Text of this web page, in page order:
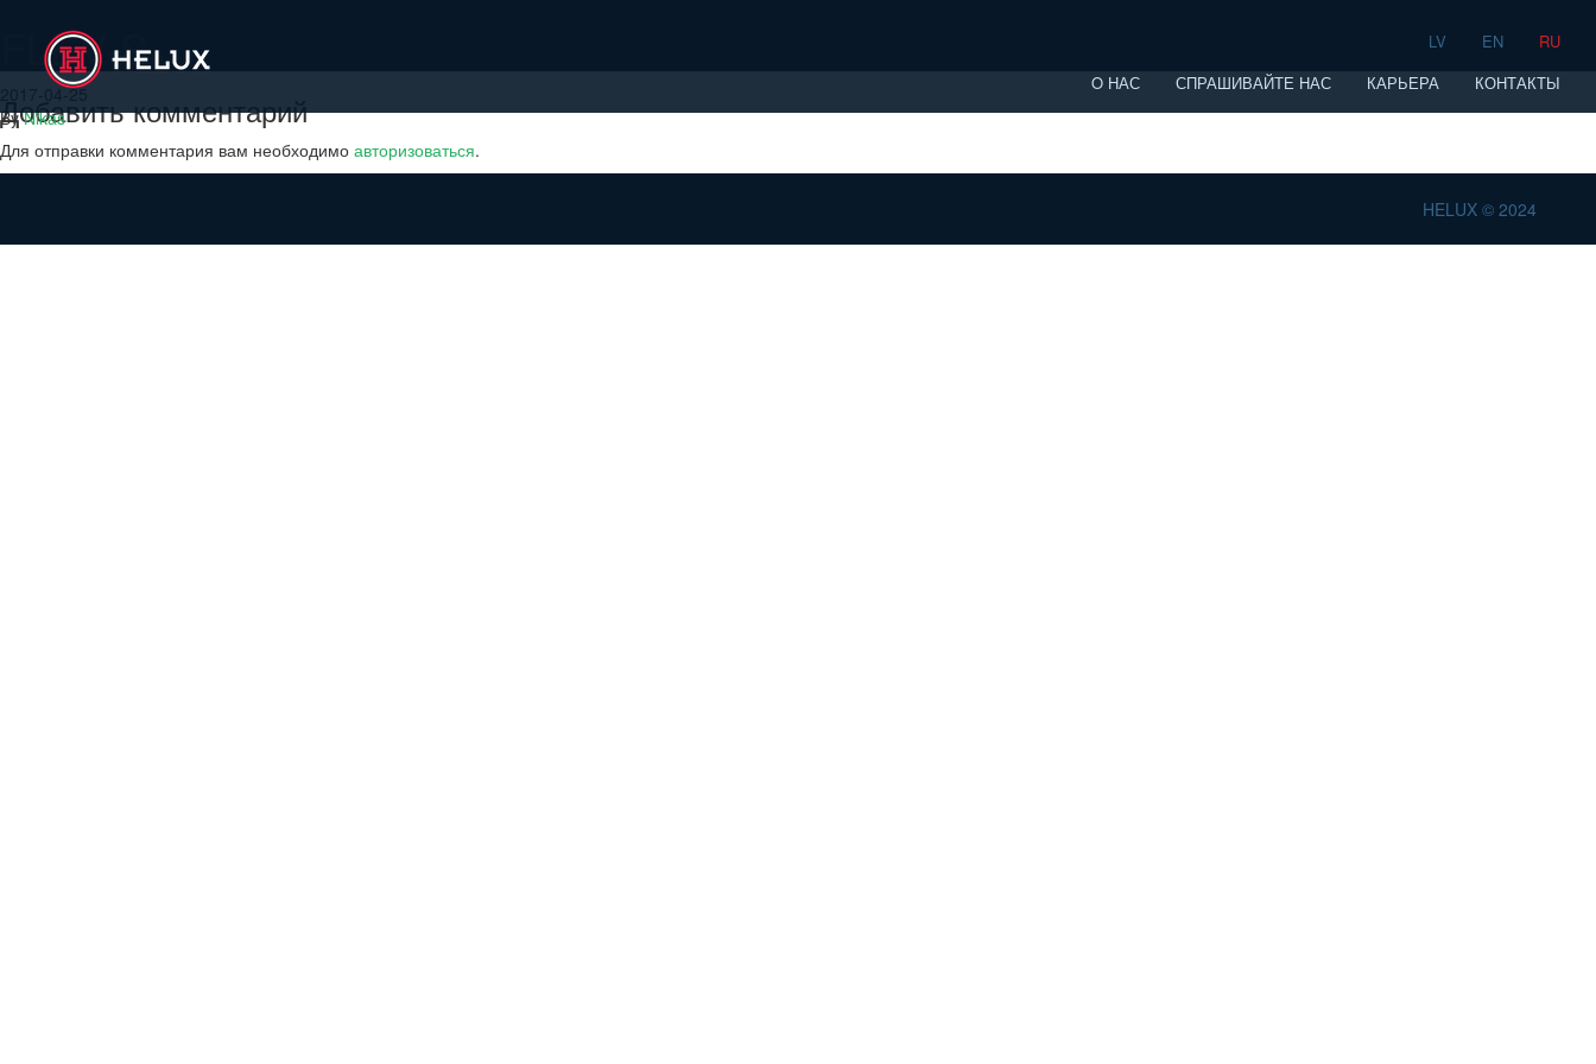
LV EN
RU
O НАС
СПРАШИВАЙТЕ НАС КАРЬЕРА КОНТАКТЫ
FLEV-S
2017-04-25
ByNikas
Добавить комментарий
Для отправки комментария вам необходимо авторизоваться.
HELUX © 2024